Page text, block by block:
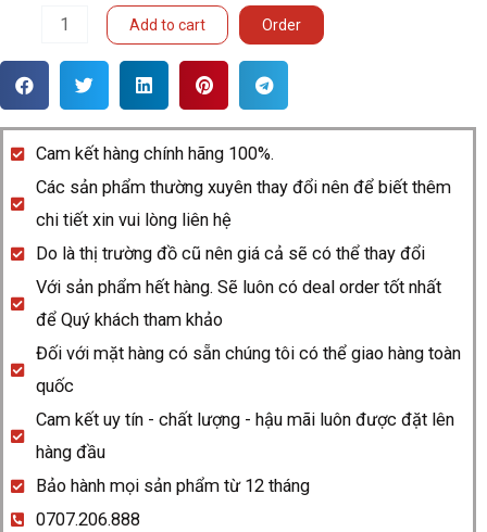
Rado
R12413263
quantity
Add to cart Order
Cam kết hàng chính hãng 100%.
Các sản phẩm thường xuyên thay đổi nên để biết thêm
chi tiết xin vui lòng liên hệ
Do là thị trường đồ cũ nên giá cả sẽ có thể thay đổi
Với sản phẩm hết hàng. Sẽ luôn có deal order tốt nhất
để Quý khách tham khảo
Đối với mặt hàng có sẵn chúng tôi có thể giao hàng toàn
quốc
Cam kết uy tín - chất lượng - hậu mãi luôn được đặt lên
hàng đầu
Bảo hành mọi sản phẩm từ 12 tháng
0707.206.888